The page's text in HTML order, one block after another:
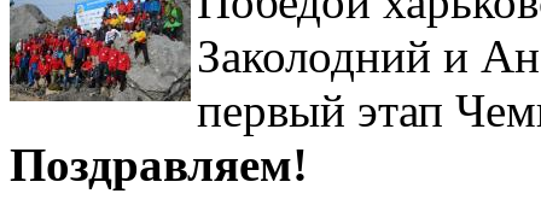
Заколодний и
первый этап
Поздравляем!